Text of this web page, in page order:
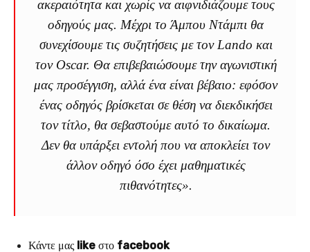
ακεραιότητα και χωρίς να αιφνιδιάζουμε τους
οδηγούς μας. Μέχρι το Άμπου Ντάμπι θα
συνεχίσουμε τις συζητήσεις με τον Lando και
τον Oscar. Θα επιβεβαιώσουμε την αγωνιστική
μας προσέγγιση, αλλά ένα είναι βέβαιο: εφόσον
ένας οδηγός βρίσκεται σε θέση να διεκδικήσει
τον τίτλο, θα σεβαστούμε αυτό το δικαίωμα.
Δεν θα υπάρξει εντολή που να αποκλείει τον
άλλον οδηγό όσο έχει μαθηματικές
πιθανότητες».
Κάντε μας like στο facebook